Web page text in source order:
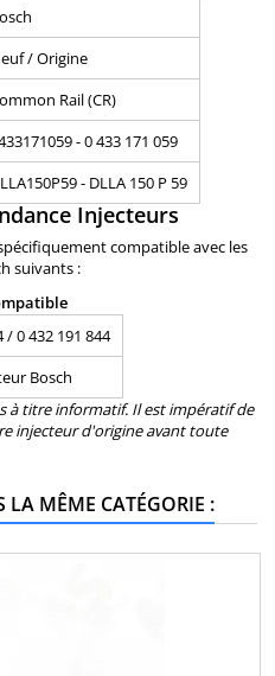
/ Origine
Rail (CR)
- 0 433 171 059
- DLLA 150 P 59
Injecteurs
compatible avec les
suivants :
/ 0 432 191 844
Bosch
à titre informatif. Il est impératif de
injecteur d'origine avant toute
LA MÊME CATÉGORIE :